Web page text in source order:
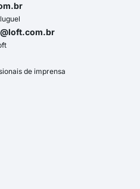
de imprensa